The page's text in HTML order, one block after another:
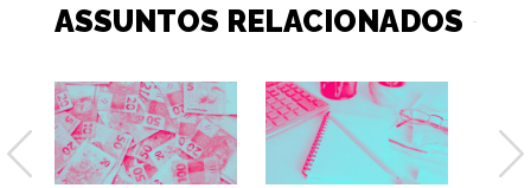
ASSUNTOS RELACIONADOS